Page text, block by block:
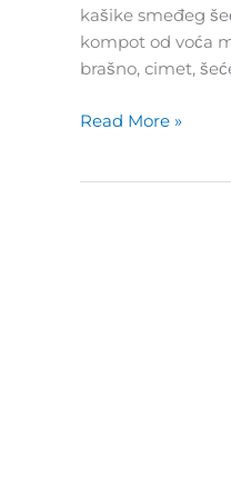
kašike smeđeg
kompot od voća
brašno, cimet,
Read More »